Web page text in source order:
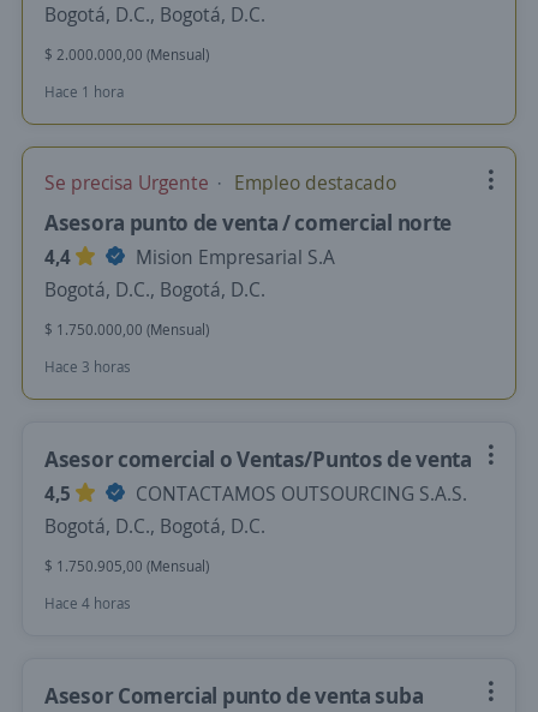
Bogotá, D.C., Bogotá, D.C.
$ 2.000.000,00 (Mensual)
Hace 1 hora
Se precisa Urgente Empleo destacado
Asesora punto de venta / comercial norte
4,4
Mision Empresarial S.A
Bogotá, D.C., Bogotá, D.C.
$ 1.750.000,00 (Mensual)
Hace 3 horas
Asesor comercial o Ventas/Puntos de venta
4,5
CONTACTAMOS OUTSOURCING S.A.S.
Bogotá, D.C., Bogotá, D.C.
$ 1.750.905,00 (Mensual)
Hace 4 horas
Asesor Comercial punto de venta suba